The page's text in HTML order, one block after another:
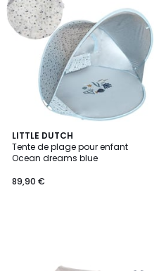
LITTLE DUTCH
Tente de plage pour enfant
Ocean dreams blue
89,90 €